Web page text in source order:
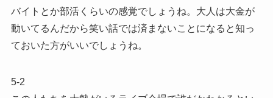
バイトとか部活くらいの感覚でしょうね。大人は大金が
動いてるんだから笑い話では済まないことになると知っ
ておいた方がいいでしょうね。
5-2